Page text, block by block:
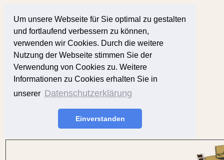
Um unsere Webseite für Sie optimal zu gestalten
und fortlaufend verbessern zu können,
verwenden wir Cookies. Durch die weitere
Nutzung der Webseite stimmen Sie der
Verwendung von Cookies zu. Weitere
Informationen zu Cookies erhalten Sie in
unserer Datenschutzerklärung
Einverstanden